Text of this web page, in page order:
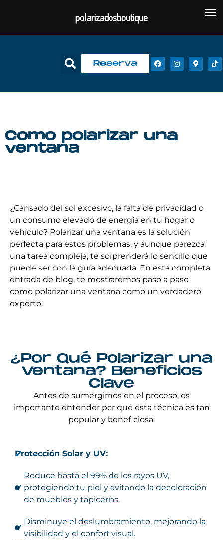
Reserva
Como polarizar una
ventana​
¿Cansado del sol excesivo, la falta de privacidad o
un consumo elevado de energía en tu hogar o
vehículo? Polarizar una ventana es la solución
perfecta para estos problemas, y aunque parezca
una tarea compleja, te sorprenderá lo sencillo que
puede ser con la guía adecuada. En esta completa
entrada de blog, te mostraremos paso a paso
como polarizar una ventana​ como un verdadero
experto.
¿Por Qué Polarizar una
Ventana? Beneficios
Clave
Antes de sumergirnos en el proceso, es
importante entender por qué esta técnica es tan
popular y beneficiosa.
Protección Solar y UV:
Reduce hasta el 99% de los rayos UV,
protegiendo tu piel y evitando la decoloración
de muebles y tapicerías.
Disminuye el deslumbramiento, mejorando la
visibilidad y el confort visual.
polarizadosboutique